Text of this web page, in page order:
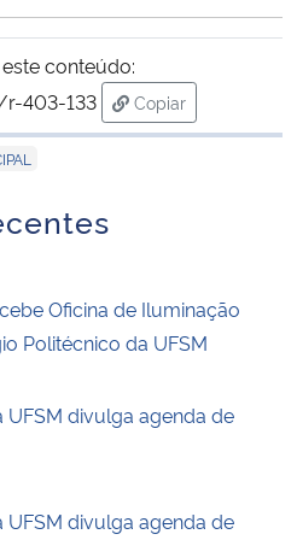
e Comunicações
Direitos Humanos
conteúdo:
403-133
Copiar
para área de
Oficina de Iluminação
Politécnico da UFSM
divulga agenda de
divulga agenda de